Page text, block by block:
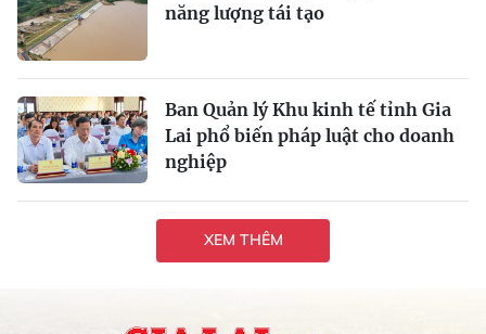
năng lượng tái tạo
Ban Quản lý Khu kinh tế tỉnh Gia
Lai phổ biến pháp luật cho doanh
nghiệp
XEM THÊM